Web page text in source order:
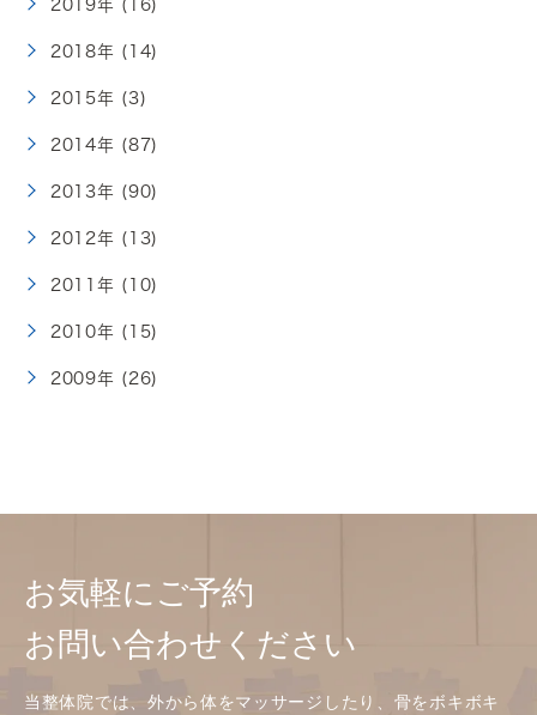
2019年 (16)
2018年 (14)
2015年 (3)
2014年 (87)
2013年 (90)
2012年 (13)
2011年 (10)
2010年 (15)
2009年 (26)
お気軽にご予約
お問い合わせください
当整体院では、外から体をマッサージしたり、骨をボキボキ